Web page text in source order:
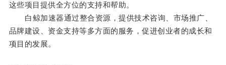
这些项目提供全方位的支持和帮助。
白鲸加速器通过整合资源，提供技术咨询、市场推广、
品牌建设、资金支持等多方面的服务，促进创业者的成长和
项目的发展。